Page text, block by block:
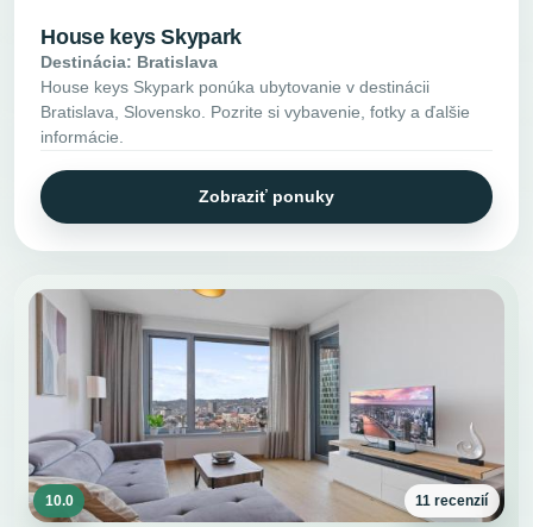
House keys Skypark
Destinácia: Bratislava
House keys Skypark ponúka ubytovanie v destinácii
Bratislava, Slovensko. Pozrite si vybavenie, fotky a ďalšie
informácie.
Zobraziť ponuky
10.0 11 recenzií